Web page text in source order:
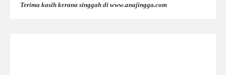
Terima kasih kerana singgah di www.anajingga.com